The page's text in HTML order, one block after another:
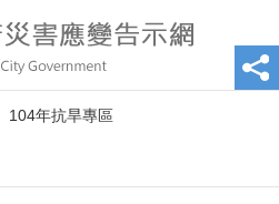
104年抗旱專區